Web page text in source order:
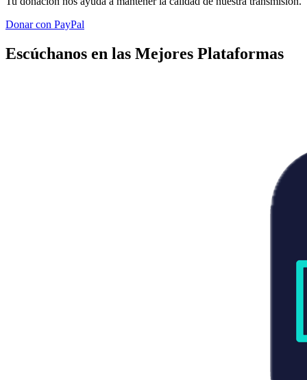
Donar con PayPal
Escúchanos en las Mejores Plataformas